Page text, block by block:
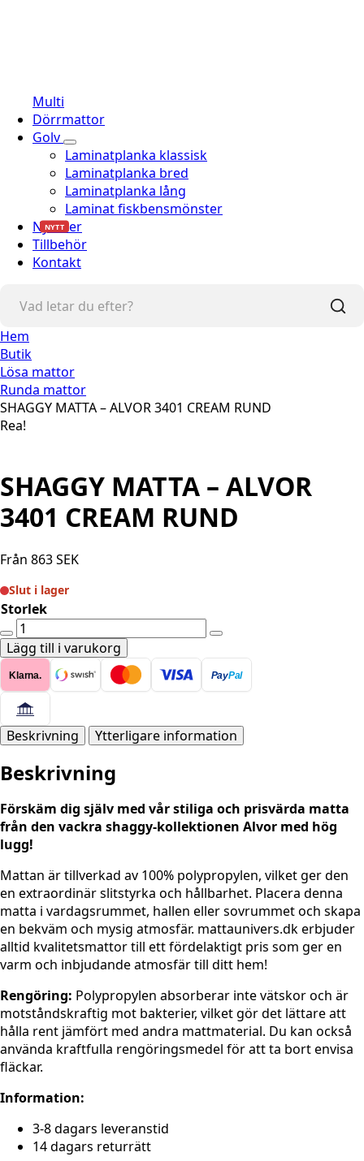
Multi
Dörrmattor
Golv
Laminatplanka klassisk
Laminatplanka bred
Laminatplanka lång
Laminat fiskbensmönster
Nyheter
NYTT
Tillbehör
Kontakt
Hem
Butik
Lösa mattor
Runda mattor
SHAGGY MATTA – ALVOR 3401 CREAM RUND
Rea!
SHAGGY MATTA – ALVOR
3401 CREAM RUND
Från 863SEK
Slut i lager
Storlek
SHAGGY
MATTA
-
ALVOR
3401
CREAM
RUND
mängd
Lägg till i varukorg
Klarna. PayPal
Beskrivning Ytterligare information
Beskrivning
Förskäm dig själv med vår stiliga och prisvärda matta
från den vackra shaggy-kollektionen Alvor med hög
lugg!
Mattan är tillverkad av 100% polypropylen, vilket ger den
en extraordinär slitstyrka och hållbarhet. Placera denna
matta i vardagsrummet, hallen eller sovrummet och skapa
en bekväm och mysig atmosfär. mattaunivers.dk erbjuder
alltid kvalitetsmattor till ett fördelaktigt pris som ger en
varm och inbjudande atmosfär till ditt hem!
Rengöring: Polypropylen absorberar inte vätskor och är
motståndskraftig mot bakterier, vilket gör det lättare att
hålla rent jämfört med andra mattmaterial. Du kan också
använda kraftfulla rengöringsmedel för att ta bort envisa
fläckar.
Information:
3-8 dagars leveranstid
14 dagars returrätt